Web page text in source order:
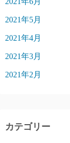
2021年5月
2021年4月
2021年3月
2021年2月
カテゴリー